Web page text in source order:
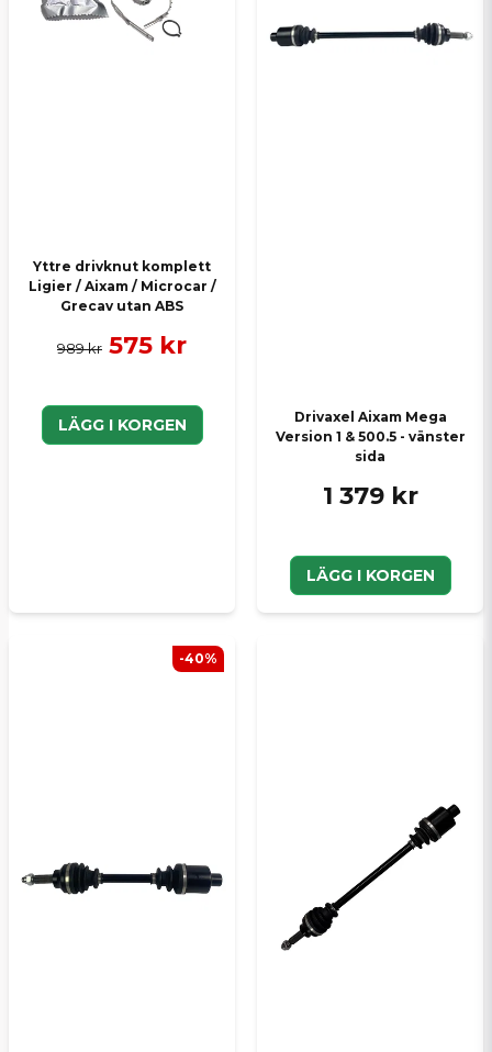
Yttre drivknut komplett
Ligier / Aixam / Microcar /
Grecav utan ABS
989 kr 575 kr
LÄGG I KORGEN
Drivaxel Aixam Mega
Version 1 & 500.5 - vänster
sida
1 379 kr
LÄGG I KORGEN
-40%